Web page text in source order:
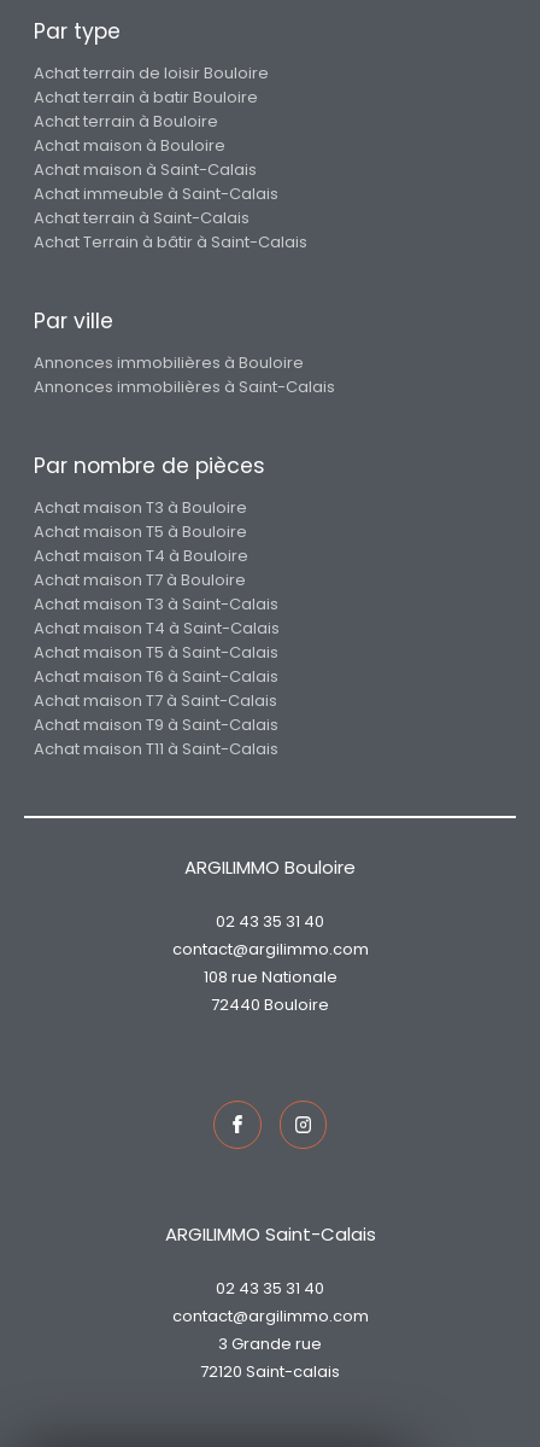
Par type
Achat terrain de loisir Bouloire
Achat terrain à batir Bouloire
Achat terrain à Bouloire
Achat maison à Bouloire
Achat maison à Saint-Calais
Achat immeuble à Saint-Calais
Achat terrain à Saint-Calais
Achat Terrain à bâtir à Saint-Calais
Par ville
Annonces immobilières à Bouloire
Annonces immobilières à Saint-Calais
Par nombre de pièces
Achat maison T3 à Bouloire
Achat maison T5 à Bouloire
Achat maison T4 à Bouloire
Achat maison T7 à Bouloire
Achat maison T3 à Saint-Calais
Achat maison T4 à Saint-Calais
Achat maison T5 à Saint-Calais
Achat maison T6 à Saint-Calais
Achat maison T7 à Saint-Calais
Achat maison T9 à Saint-Calais
Achat maison T11 à Saint-Calais
ARGILIMMO Bouloire
02 43 35 31 40
contact@argilimmo.com
108 rue Nationale
72440
bouloire
ARGILIMMO Saint-Calais
02 43 35 31 40
contact@argilimmo.com
3 Grande rue
72120
saint-calais